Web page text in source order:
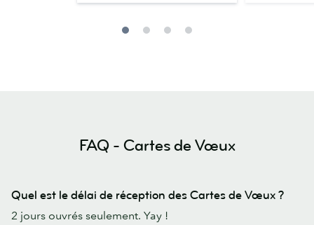
FAQ - Cartes de Vœux
Quel est le délai de réception des Cartes de Vœux ?
2 jours ouvrés seulement. Yay !